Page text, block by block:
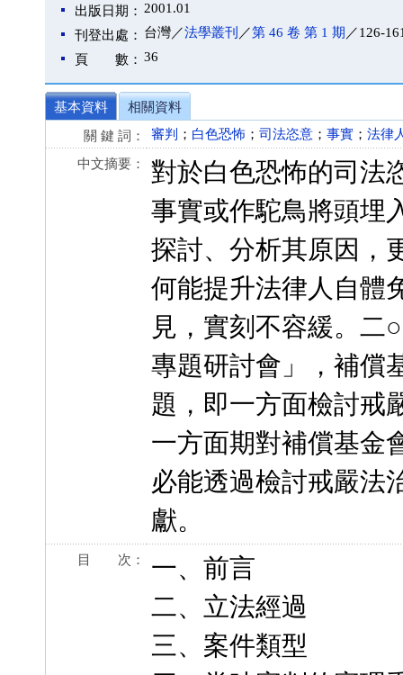
出版日期： 2001.01
刊登出處： 台灣／法學叢刊 ／第 46 卷 第 1 期 ／126-
頁 數： 36
基本資料
相關資料
關 鍵 詞：
審判 ； 白色恐怖 ； 司法恣意 ； 事實 ； 法律
中文摘要：
對於白色恐怖的司法
事實或作駝鳥將頭埋
探討、分析其原因，
何能提升法律人自體
見，實刻不容緩。二
專題研討會」，補償
題，即一方面檢討戒
一方面期對補償基金
必能透過檢討戒嚴法
獻。
目 次：
一、前言
二、立法經過
三、案件類型